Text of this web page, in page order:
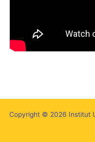
Copyright © 2026 Institut